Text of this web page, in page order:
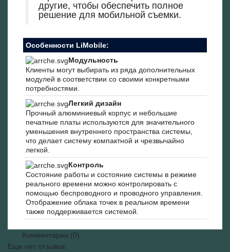
другие, чтобы обеспечить полное
решение для мобильной съемки.
Особенности LiMobile:
Модульность
Клиенты могут выбирать из ряда дополнительных
модулей в соответствии со своими конкретными
потребностями.
Легкий дизайн
Прочный алюминиевый корпус и небольшие
печатные платы используются для значительного
уменьшения внутреннего пространства системы,
что делает систему компактной и чрезвычайно
легкой.
Контроль
Состояние работы и состояние системы в режиме
реального времени можно контролировать с
помощью беспроводного и проводного управления.
Отображение облака точек в реальном времени
также поддерживается системой.
Комментарии (0)
Еще нет отзывов.